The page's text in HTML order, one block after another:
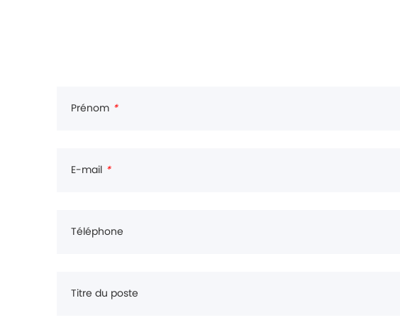
Prénom *
E-mail *
Téléphone
Titre du poste